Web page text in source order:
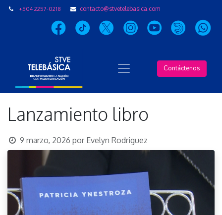
+504 2257-0218 contacto@stvetelebasica.com
Contáctenos
Lanzamiento libro
9 marzo, 2026 por Evelyn Rodriguez